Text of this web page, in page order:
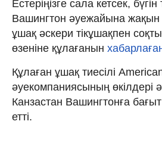
Естеріңізге сала кетсек,
Вашингтон әуежайына
ұшақ әскери тікұшақпен
өзеніне құлағанын
Құлаған ұшақ тиесілі
әуекомпаниясының өкілдері
Канзастан Вашингтонға
етті.